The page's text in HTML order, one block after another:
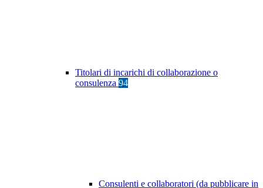
Titolari di incarichi di collaborazione o
consulenza 94
Consulenti e collaboratori (da pubblicare in